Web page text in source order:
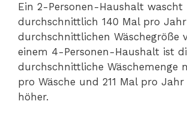
Ein 2-Personen-Haushalt wascht
durchschnittlich 140 Mal pro
durchschnittlichen Wäschegröße
einem 4-Personen-Haushalt ist
durchschnittliche Wäschemenge
pro Wäsche und 211 Mal pro
höher.